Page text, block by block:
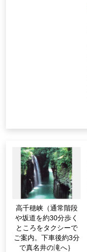
on, Saigo
ccompanied by
gs. He would go
night, and on
village children.
a small bronze
aid to have
ording to
e visited hot
hot springs in
ed to his hobby
高千穂峡（通常階段
や坂道を約30分歩く
ところをタクシーで
ご案内。下車後約3分
で真名井の滝へ｝